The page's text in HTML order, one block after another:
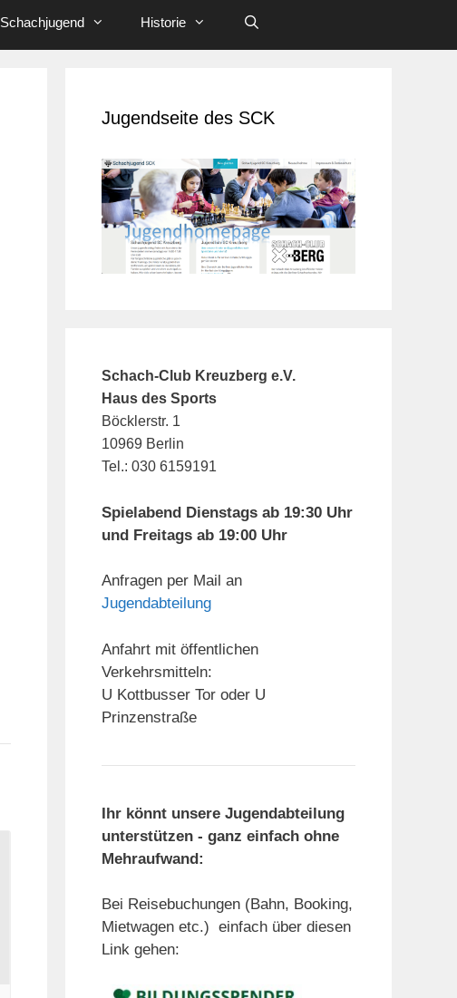
Schachjugend Historie
Jugendseite des SCK
Schach-Club Kreuzberg e.V.
Haus des Sports
Böcklerstr. 1
10969 Berlin
Tel.: 030 6159191
Spielabend Dienstags ab 19:30 Uhr
und Freitags ab 19:00 Uhr
Anfragen per Mail an
Jugendabteilung
Anfahrt mit öffentlichen
Verkehrsmitteln:
U Kottbusser Tor oder U
Prinzenstraße
Ihr könnt unsere Jugendabteilung
unterstützen - ganz einfach ohne
Mehraufwand:
Bei Reisebuchungen (Bahn, Booking,
Mietwagen etc.) einfach über diesen
Link gehen: